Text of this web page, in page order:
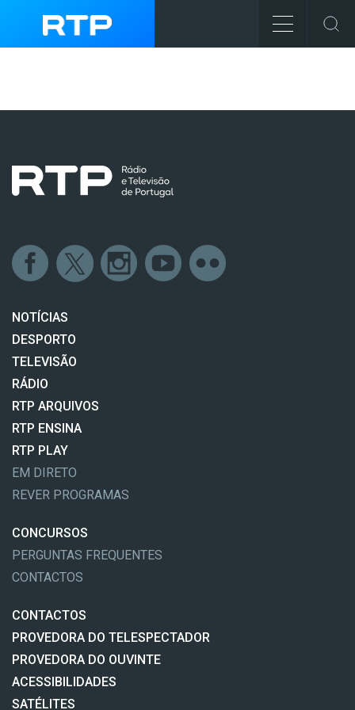
NOTÍCIAS
DESPORTO
TELEVISÃO
RÁDIO
RTP ARQUIVOS
RTP ENSINA
RTP PLAY
EM DIRETO
REVER PROGRAMAS
CONCURSOS
PERGUNTAS FREQUENTES
CONTACTOS
CONTACTOS
PROVEDORA DO TELESPECTADOR
PROVEDORA DO OUVINTE
ACESSIBILIDADES
SATÉLITES